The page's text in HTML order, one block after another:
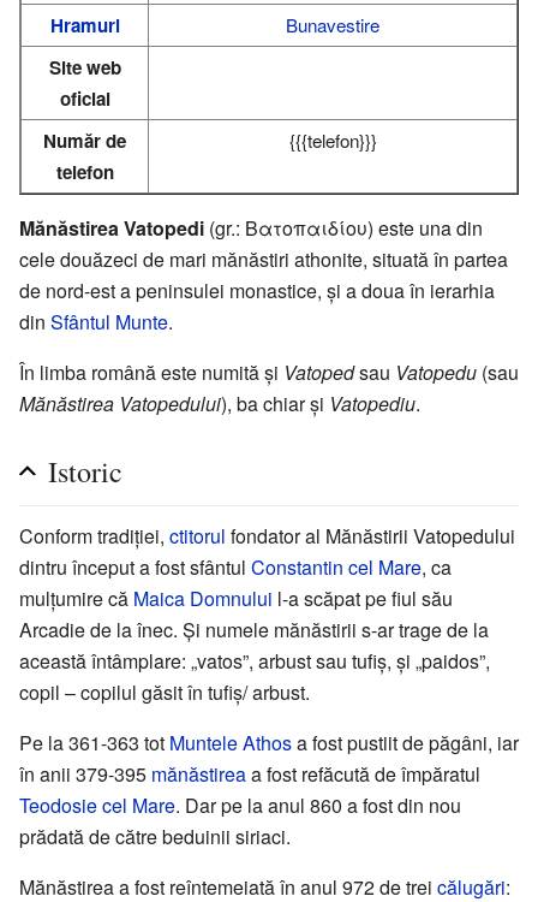
Hramuri Bunavestire
Site web
oficial
Număr de
telefon
{{{telefon}}}
Mănăstirea Vatopedi (gr.: Βατοπαιδίου) este una din
cele douăzeci de mari mănăstiri athonite, situată în partea
de nord-est a peninsulei monastice, și a doua în ierarhia
din Sfântul Munte.
În limba română este numită și Vatopedsau Vatopedu (sau
Mănăstirea Vatopedului), ba chiar și Vatopediu.
Istoric
Conform tradiției, ctitorul fondator al Mănăstirii Vatopedului
dintru început a fost sfântul Constantin cel Mare, ca
mulțumire că Maica Domnului l-a scăpat pe fiul său
Arcadie de la înec. Și numele mănăstirii s-ar trage de la
această întâmplare: „vatos”, arbust sau tufiș, și „paidos”,
copil – copilul găsit în tufiș/ arbust.
Pe la 361-363 tot Muntele Athosa fost pustiit de păgâni, iar
în anii 379-395 mănăstireaa fost refăcută de împăratul
Teodosie cel Mare. Dar pe la anul 860 a fost din nou
prădată de către beduinii siriaci.
Mănăstirea a fost reîntemeiată în anul 972 de trei călugări: